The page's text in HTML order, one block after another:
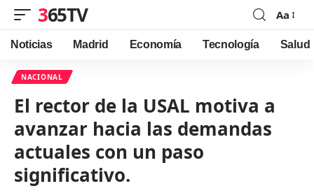
365TV
Font
Resizer
Aa
Noticias Madrid Economía Tecnología Salud
NACIONAL
El rector de la USAL motiva a
avanzar hacia las demandas
actuales con un paso
significativo.